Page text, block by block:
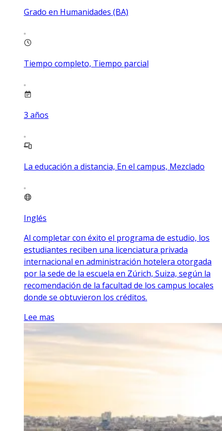
Grado en Humanidades (BA)
Tiempo completo, Tiempo parcial
3 años
La educación a distancia, En el campus, Mezclado
Inglés
Al completar con éxito el programa de estudio, los
estudiantes reciben una licenciatura privada
internacional en administración hotelera otorgada
por la sede de la escuela en Zúrich, Suiza, según la
recomendación de la facultad de los campus locales
donde se obtuvieron los créditos.
Lee mas